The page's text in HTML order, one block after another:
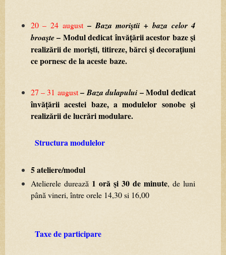
20–24 august –Baza moriştii + baza celor 4
broaşte– Moduldedicat învăţăriiacestor bazeşi
realizării de morişti, titireze, bărci şi decoraţiuni
cepornescdelaaceste baze.
27 –31 august – Baza dulapului –Modul dedicat
învăţării acestei baze, a modulelor sonobe şi
realizăriidelucrărimodulare.
Structuramodulelor
5 ateliere/modul
Atelierele durează 1 oră şi 30 de minute, de luni
până vineri, între orele 14,30 si 16,00
Taxe de participare